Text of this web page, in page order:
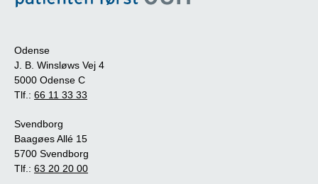
Odense
J. B. Winsløws Vej 4
5000 Odense C
Tlf.: 66 11 33 33
Svendborg
Baagøes Allé 15
5700 Svendborg
Tlf.: 63 20 20 00